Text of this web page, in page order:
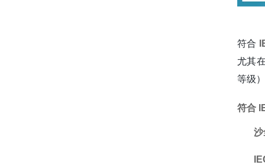
符合
尤其
等级
符合
沙